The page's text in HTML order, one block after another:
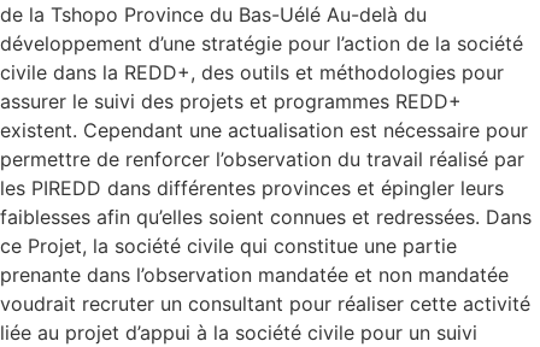
de la Tshopo Province du Bas-Uélé Au-delà du
développement d’une stratégie pour l’action de la société
civile dans la REDD+, des outils et méthodologies pour
assurer le suivi des projets et programmes REDD+
existent. Cependant une actualisation est nécessaire pour
permettre de renforcer l’observation du travail réalisé par
les PIREDD dans différentes provinces et épingler leurs
faiblesses afin qu’elles soient connues et redressées. Dans
ce Projet, la société civile qui constitue une partie
prenante dans l’observation mandatée et non mandatée
voudrait recruter un consultant pour réaliser cette activité
liée au projet d’appui à la société civile pour un suivi